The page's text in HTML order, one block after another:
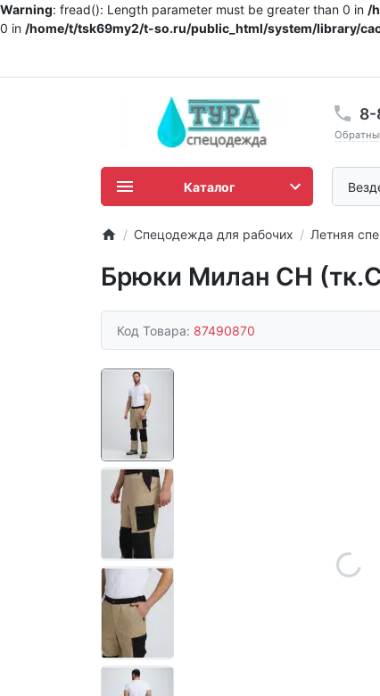
Warning: fread(): Length parameter must be greater than 0 in /
0 in /home/t/tsk69my2/t-so.ru/public_html/system/library/
8-
Каталог
Спецодежда для рабочих Летняя
Брюки Милан CH
Код Товара: 87490870